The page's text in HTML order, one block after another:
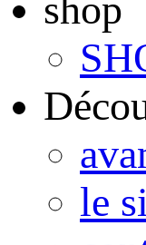
shop
le